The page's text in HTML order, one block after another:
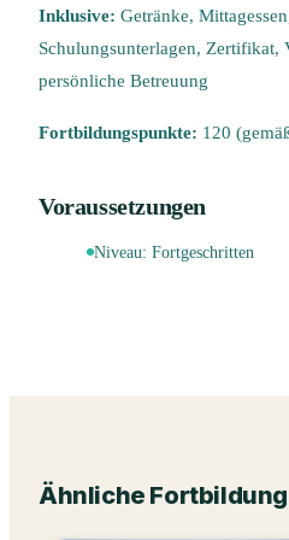
Inklusive: Getränke,
Schulungsunterlagen, Zertifikat,
persönliche Betreuung
Fortbildungspunkte: 120
Voraussetzungen
Niveau: Fortgeschritten
Ähnliche